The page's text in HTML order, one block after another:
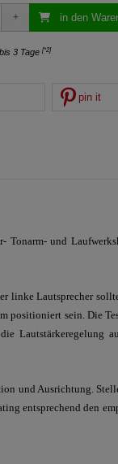
in den
3 Tage [*2]
pin it
Tonarm- und
linke Lautsprecher
positioniert sein. Die
Lautstärkeregelung
und Ausrichtung.
entsprechend den